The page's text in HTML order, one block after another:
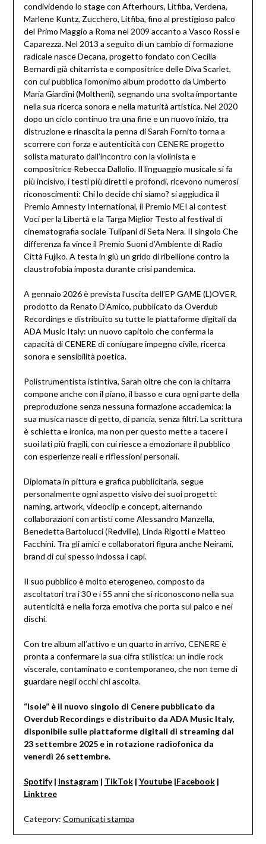
condividendo lo stage con Afterhours, Litfiba, Verdena,
Marlene Kuntz, Zucchero, Litfiba, fino al prestigioso palco
del Primo Maggio a Roma nel 2009 accanto a Vasco Rossi e
Caparezza. Nel 2013 a seguito di un cambio di formazione
radicale nasce Decana, progetto fondato con Cecilia
Bernardi già chitarrista e compositrice delle Diva Scarlet,
con cui pubblica l’omonimo album prodotto da Umberto
Maria Giardini (Moltheni), segnando una svolta importante
nella sua ricerca sonora e nella maturità artistica. Nel 2020
dopo un ciclo continuo tra una fine e un nuovo inizio, tra
distruzione e rinascita la penna di Sarah Fornito torna a
scorrere con forza e autenticità con CENERE progetto
solista maturato dall’incontro con la violinista e
compositrice Rebecca Dallolio. Il linguaggio musicale si fa
più incisivo, i testi più diretti e profondi, ricevono numerosi
riconoscimenti: Chi lo decide chi siamo? si aggiudica il
Premio Amnesty International, il Premio MEI al contest
Voci per la Libertà e la Targa Miglior Testo al festival di
cinematografia sociale Tulipani di Seta Nera. Il singolo Che
differenza fa vince il Premio Suoni d’Ambiente di Radio
Città Fujiko. A testa in giù un grido di ribellione contro la
claustrofobia imposta durante crisi pandemica.
A gennaio 2026 è prevista l’uscita dell’EP GAME (L)OVER,
prodotto da Renato D’Amico, pubblicato da Overdub
Recordings e distribuito su tutte le piattaforme digitali da
ADA Music Italy: un nuovo capitolo che conferma la
capacità di CENERE di coniugare impegno civile, ricerca
sonora e sensibilità poetica.
Polistrumentista istintiva, Sarah oltre che con la chitarra
compone anche con il piano, il basso e cura ogni parte della
preproduzione senza nessuna formazione accademica: la
sua musica nasce di getto, di pancia, senza filtri. La scrittura
è schietta e ironica, ma non per questo mette a tacere i
suoi lati più fragili, con cui riesce a emozionare il pubblico
con esperienze reali e riflessioni personali.
Diplomata in pittura e grafica pubblicitaria, segue
personalmente ogni aspetto visivo dei suoi progetti:
naming, artwork, videoclip e concept, alternando
collaborazioni con artisti come Alessandro Manzella,
Benedetta Bartolucci (Redville), Linda Rigotti e Matteo
Facchini. Tra gli amici e collaboratori figura anche Neirami,
brand di cui spesso indossa i capi.
Il suo pubblico è molto eterogeneo, composto da
ascoltatori tra i 30 e i 55 anni che si riconoscono nella sua
autenticità e nella forza emotiva che porta sul palco e nei
dischi.
Con tre album all’attivo e un quarto in arrivo, CENERE è
pronta a confermare la sua cifra stilistica: un indie rock
viscerale, contaminato e contemporaneo, che non teme di
guardare negli occhi chi ascolta.
“Isole” è il nuovo singolo di Cenere pubblicato da
Overdub Recordings e distribuito da ADA Music Italy,
disponibile sulle piattaforme digitali di streaming dal
23 settembre 2025 e in rotazione radiofonica da
venerdì 26 settembre.
Spotify| Instagram| TikTok| Youtube|Facebook|
Linktree
Category: Comunicati stampa